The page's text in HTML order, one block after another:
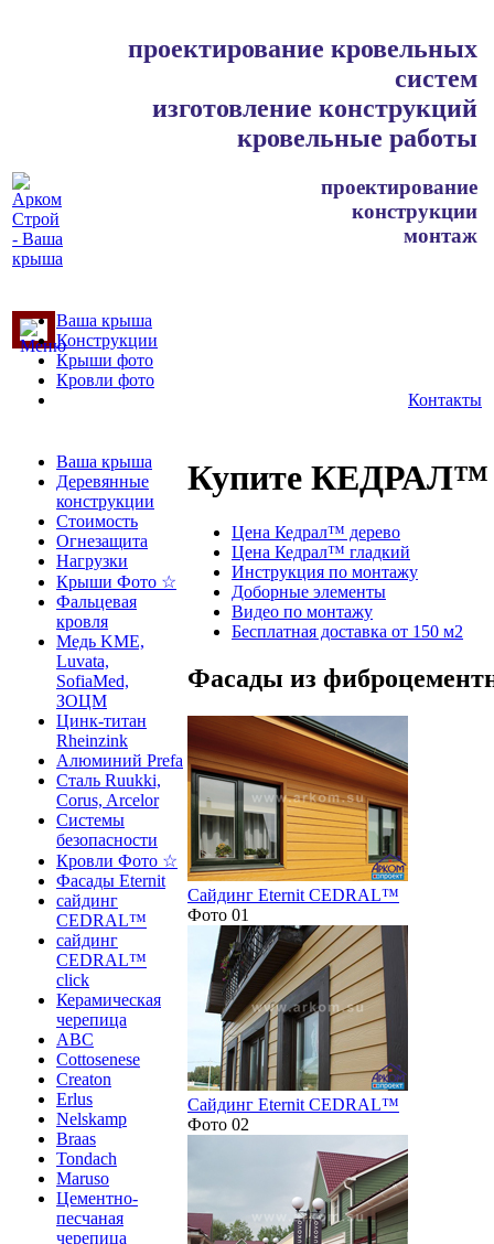
проектирование кровельных
систем
изготовление конструкций
кровельные работы
проектирование
конструкции
монтаж
Ваша крыша
Конструкции
Крыши фото
Кровли фото
Контакты
Ваша крыша
Деревянные
конструкции
Стоимость
Огнезащита
Нагрузки
Крыши Фото ☆
Фальцевая
кровля
Медь KME,
Luvata,
SofiaMed,
ЗОЦМ
Цинк-титан
Rheinzink
Алюминий Prefa
Сталь Ruukki,
Corus, Arcelor
Системы
безопасности
Кровли Фото ☆
Фасады Eternit
сайдинг
CEDRAL™
сайдинг
CEDRAL™
click
Керамическая
черепица
ABC
Cottosenese
Creaton
Erlus
Nelskamp
Braas
Tondach
Maruso
Цементно-
песчаная
черепица
Купите
Цена Кедрал™ дерево
Цена Кедрал™ гладкий
Инструкция по монтажу
Доборные элементы
Видео по монтажу
Бесплатная доставка от 150 м2
Фасады из
Сайдинг Eternit CEDRAL™
Фото 01
Сайдинг Eternit CEDRAL™
Фото 02